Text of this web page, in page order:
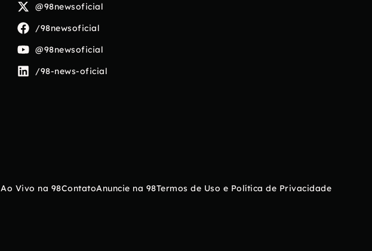
@98newsoficial
/98newsoficial
@98newsoficial
/98-news-oficial
Ao Vivo na 98ContatoAnuncie na 98Termos de Uso e Política de Privacidade